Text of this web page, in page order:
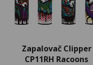
Zapalovač Clipper
CP11RH Racoons